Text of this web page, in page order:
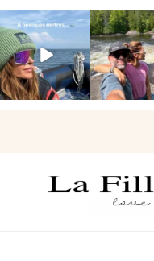
Voir une baleine
en photo, c’est
impressionnant
🐋...
Les
le
version
...